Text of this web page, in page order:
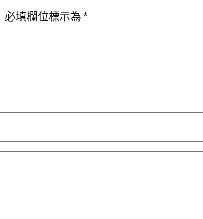
必填欄位標示為*